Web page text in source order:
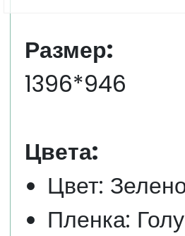
Размер:
1396*946
Цвета:
Цвет:
Пленка: